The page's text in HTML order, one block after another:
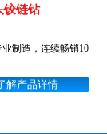
铰链钻
制造，连续畅销10
解产品详情